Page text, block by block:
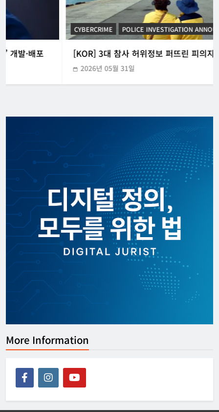
CYBERCRIME POLICE INVESTIGATION ANNOUNCEMENT
[KOR] 3대 참사 허위정보 퍼뜨린 피의자 구속
2026년 05월 31일
More Information